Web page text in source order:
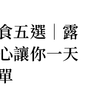
五選｜露
讓你一天